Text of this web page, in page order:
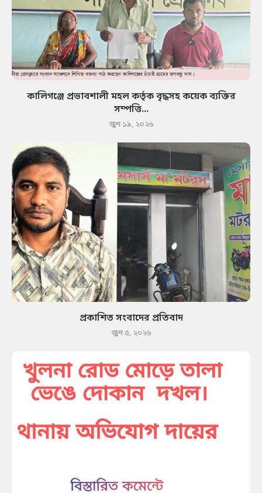
কালিগঞ্জে প্রভাবশালী মহল কর্তৃক বৃদ্ধসহ কয়েক ব্যক্তির
সম্পত্তি...
জুন ১৯, ২০২৬
প্রকাশিত সংবাদের প্রতিবাদ
জুন ৫, ২০২৬